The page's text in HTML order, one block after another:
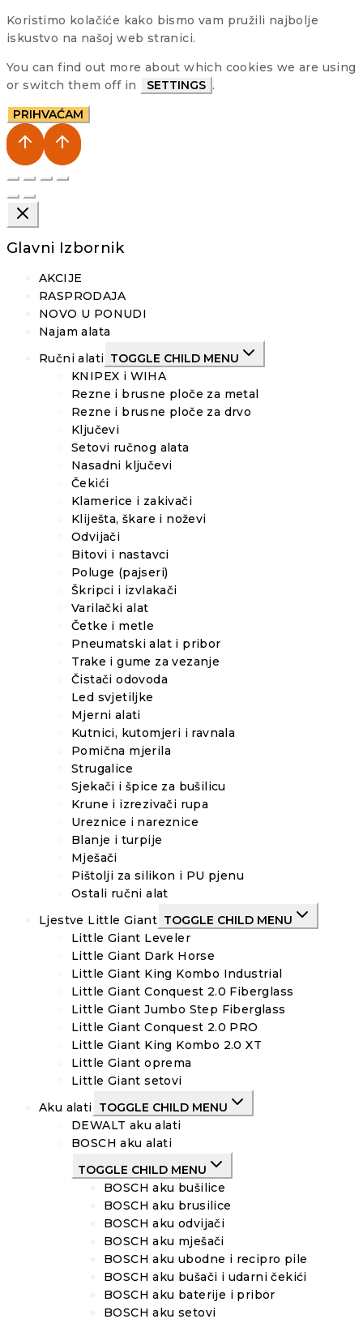
Koristimo kolačiće kako bismo vam pružili najbolje
iskustvo na našoj web stranici.
You can find out more about which cookies we are using
or switch them off in
SETTINGS .
PRIHVAĆAM
Glavni Izbornik
AKCIJE
RASPRODAJA
NOVO U PONUDI
Najam alata
Ručni alati TOGGLE CHILD MENU
KNIPEX i WIHA
Rezne i brusne ploče za metal
Rezne i brusne ploče za drvo
Ključevi
Setovi ručnog alata
Nasadni ključevi
Čekići
Klamerice i zakivači
Kliješta, škare i noževi
Odvijači
Bitovi i nastavci
Poluge (pajseri)
Škripci i izvlakači
Varilački alat
Četke i metle
Pneumatski alat i pribor
Trake i gume za vezanje
Čistači odovoda
Led svjetiljke
Mjerni alati
Kutnici, kutomjeri i ravnala
Pomična mjerila
Strugalice
Sjekači i špice za bušilicu
Krune i izrezivači rupa
Ureznice i nareznice
Blanje i turpije
Mješači
Pištolji za silikon i PU pjenu
Ostali ručni alat
Ljestve Little Giant TOGGLE CHILD MENU
Little Giant Leveler
Little Giant Dark Horse
Little Giant King Kombo Industrial
Little Giant Conquest 2.0 Fiberglass
Little Giant Jumbo Step Fiberglass
Little Giant Conquest 2.0 PRO
Little Giant King Kombo 2.0 XT
Little Giant oprema
Little Giant setovi
Aku alati TOGGLE CHILD MENU
DEWALT aku alati
BOSCH aku alati
TOGGLE CHILD MENU
BOSCH aku bušilice
BOSCH aku brusilice
BOSCH aku odvijači
BOSCH aku mješači
BOSCH aku ubodne i recipro pile
BOSCH aku bušači i udarni čekići
BOSCH aku baterije i pribor
BOSCH aku setovi